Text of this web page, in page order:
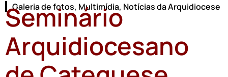
Galeria de fotos, Multimídia, Notícias da Arquidiocese
Seminário
Arquidiocesano